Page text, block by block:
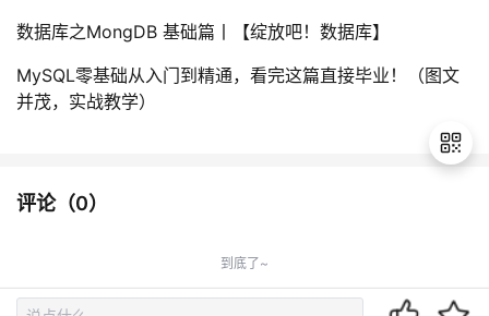
数据库之MongDB 基础篇丨【绽放吧！数据库】
MySQL零基础从入门到精通，看完这篇直接毕业！（图文
并茂，实战教学）
评论（0）
到底了~